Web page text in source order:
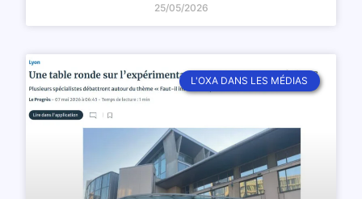
25/05/2026
L'OXA DANS LES MÉDIAS